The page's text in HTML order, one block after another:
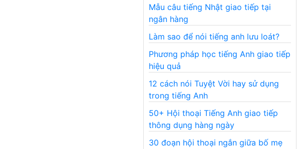
Mẫu câu tiếng Nhật giao tiếp tại
ngân hàng
Làm sao để nói tiếng anh lưu loát?
Phương pháp học tiếng Anh giao tiếp
hiệu quả
12 cách nói Tuyệt Vời hay sử dụng
trong tiếng Anh
50+ Hội thoại Tiếng Anh giao tiếp
thông dụng hàng ngày
30 đoạn hội thoại ngắn giữa bố mẹ